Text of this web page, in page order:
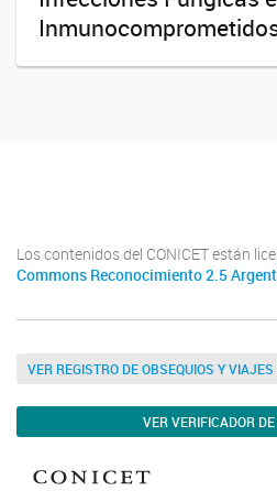
Los contenidos del CONICET están
Commons Reconocimiento 2.5
VER REGISTRO DE OBSEQUIOS Y
VER VERIFICADOR